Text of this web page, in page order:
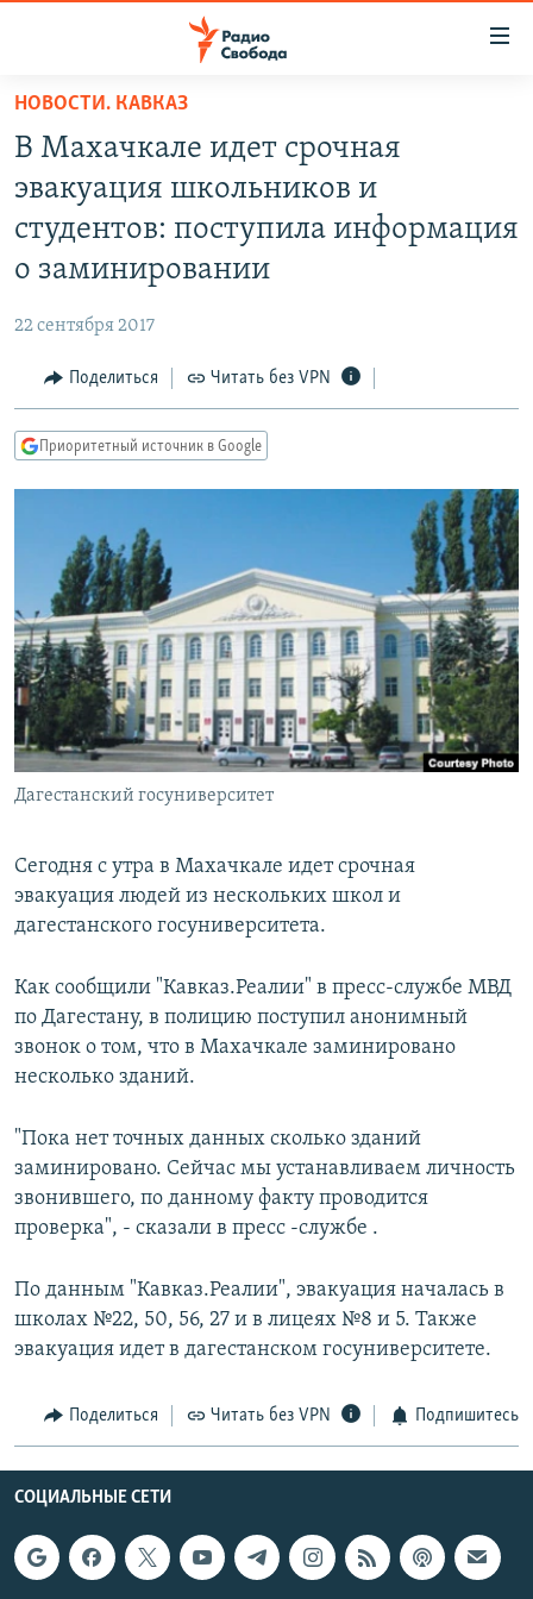
упрощенного
доступа
основному
содержанию
навигации
Вернутся
АВТОРСКИЕ ПРОЕКТЫ
КУЛЬТУРА
IDEL.РЕАЛИИ
КАВКАЗ.РЕАЛИИ
РАСПИСАНИЕ ВЕЩАНИЯ
ПОДПИШИТЕСЬ НА РАССЫЛКУ
СОЦИАЛЬНЫЕ СЕТИ
НОВОСТИ. КАВКАЗ
В Махачкале идет срочная
эвакуация школьников и
студентов: поступила информация
о заминировании
22 сентября 2017
Поделиться Читать без VPN
Приоритетный источник в Google
Дагестанский госуниверситет
Сегодня с утра в Махачкале идет срочная
эвакуация людей из нескольких школ и
дагестанского госуниверситета.
Как сообщили "Кавказ.Реалии" в пресс-службе МВД
по Дагестану, в полицию поступил анонимный
звонок о том, что в Махачкале заминировано
несколько зданий.
"Пока нет точных данных сколько зданий
заминировано. Сейчас мы устанавливаем личность
звонившего, по данному факту проводится
проверка", - сказали в пресс -службе .
По данным "Кавказ.Реалии", эвакуация началась в
школах №22, 50, 56, 27 и в лицеях №8 и 5. Также
эвакуация идет в дагестанском госуниверситете.
Поделиться Читать без VPN Подпишитесь
СОЦИАЛЬНЫЕ СЕТИ